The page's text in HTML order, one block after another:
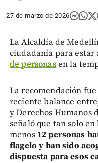
27 de marzo de 2026
La Alcaldía de
ciudadanía para
de personasen la
La recomendación
reciente balance
y Derechos Humanos
señaló que tan solo
menos 12 personas
flagelo y han sido
dispuesta para esos